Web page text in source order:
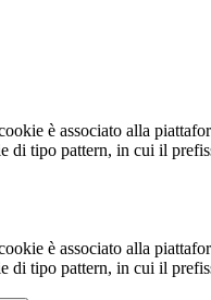
è associato alla
di tipo pattern, in cui il
è associato alla
di tipo pattern, in cui il